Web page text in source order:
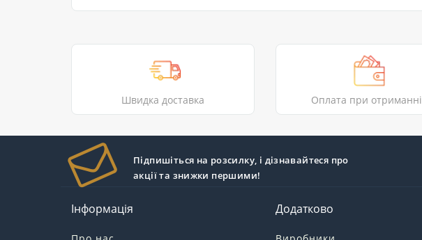
Швидка доставка Оплата при отриманні
Підпишіться на розсилку, і дізнавайтеся про
акції та знижки першими!
Інформація Додатково